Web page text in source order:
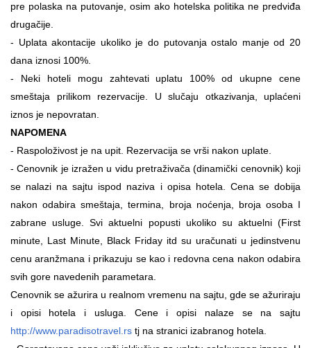
pre polaska na putovanje, osim ako hotelska politika ne predviđa
drugačije.
- Uplata akontacije ukoliko je do putovanja ostalo manje od 20
dana iznosi 100%.
- Neki hoteli mogu zahtevati uplatu 100% od ukupne cene
smeštaja prilikom rezervacije. U slučaju otkazivanja, uplaćeni
iznos je nepovratan.
NAPOMENA
- Raspoloživost je na upit. Rezervacija se vrši nakon uplate.
- Cenovnik je izražen u vidu pretraživača (dinamički cenovnik) koji
se nalazi na sajtu ispod naziva i opisa hotela. Cena se dobija
nakon odabira smeštaja, termina, broja noćenja, broja osoba I
zabrane usluge. Svi aktuelni popusti ukoliko su aktuelni (First
minute, Last Minute, Black Friday itd su uračunati u jedinstvenu
cenu aranžmana i prikazuju se kao i redovna cena nakon odabira
svih gore navedenih parametara.
Cenovnik se ažurira u realnom vremenu na sajtu, gde se ažuriraju
i opisi hotela i usluga. Cene i opisi nalaze se na sajtu
http://www.paradisotravel.rs tj na stranici izabranog hotela.